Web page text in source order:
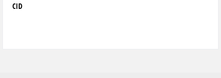
CID